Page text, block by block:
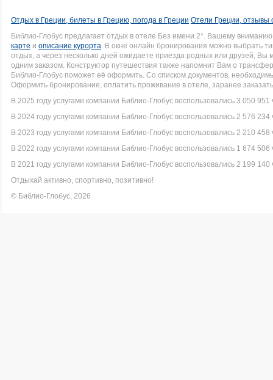
Отдых в Греции, билеты в Грецию, погода в Греции Отели Греции, отзывы
Библио-Глобус предлагает отдых в отеле Без имени 2*. Вашему
карте и описание курорта. В окне онлайн бронирования можно выбрать
отдых, а через несколько дней ожидаете приезда родных или друзей, Вы
одним заказом. Конструктор путешествия также напомнит Вам о
Библио-Глобус поможет её оформить. Со списком документов,
Оформить бронирование, оплатить проживание в отеле, заранее
В 2025 году услугами компании Библио-Глобус воспользовались 3 050 951
В 2024 году услугами компании Библио-Глобус воспользовались 2 576 234
В 2023 году услугами компании Библио-Глобус воспользовались 2 210 458
В 2022 году услугами компании Библио-Глобус воспользовались 1 674 506
В 2021 году услугами компании Библио-Глобус воспользовались 2 199 140
Отдыхай активно, спортивно, позитивно!
© Библио-Глобус, 2026